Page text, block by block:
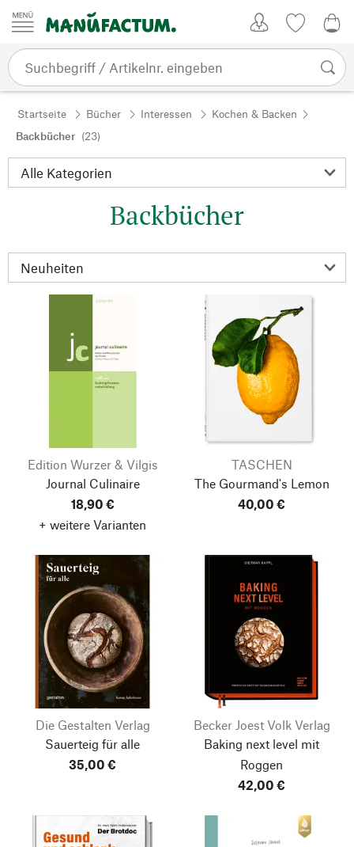
Zum Inhalt springen
Startseite Bücher Interessen
Kochen & Backen
Backbücher (23)
Backbücher
Edition Wurzer & Vilgis
Journal Culinaire
18,90 €
+ weitere Varianten
TASCHEN
The Gourmand's Lemon
40,00 €
Die Gestalten Verlag
Sauerteig für alle
35,00 €
Becker Joest Volk Verlag
Baking next level mit
Roggen
42,00 €